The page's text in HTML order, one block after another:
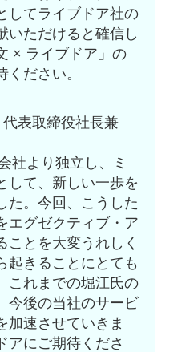
してライブドア社の
いただけると確信し
× ライブドア」の
ださい。
表取締役社長兼
社より独立し、ミ
して、新しい一歩を
た。今回、こうした
エグゼクティブ・ア
ことを大変うれしく
起きることにとても
これまでの堀江氏の
今後の当社のサービ
加速させていきま
アにご期待くださ